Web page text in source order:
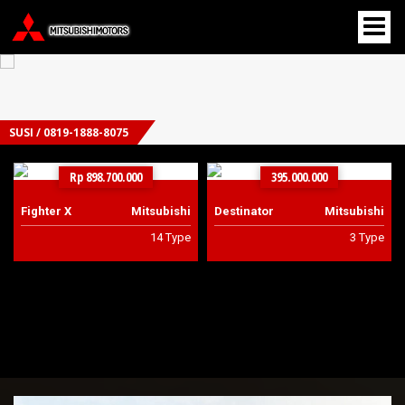
SUSI / 0819-1888-8075
Rp 898.700.000
Fighter X
Mitsubishi
14 Type
395.000.000
Destinator
Mitsubishi
3 Type